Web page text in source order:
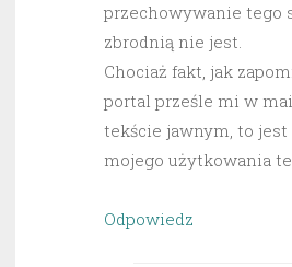
przechowywanie tego
zbrodnią nie jest.
Chociaż fakt, jak
portal prześle mi w
tekście jawnym, to
mojego użytkowania
Odpowiedz